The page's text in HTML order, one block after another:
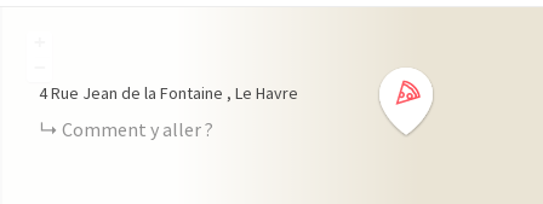
4Rue Jean de la Fontaine Le Havre
Comment y aller ?